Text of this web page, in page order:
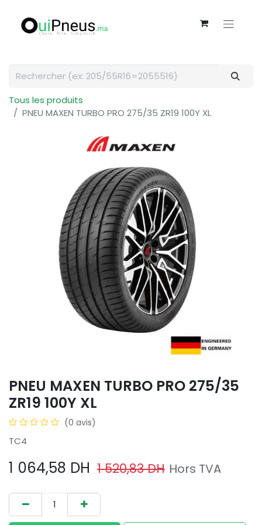
Tous les produits
PNEU MAXEN TURBO PRO 275/35 ZR19 100Y XL
PNEU MAXEN TURBO PRO 275/35
ZR19 100Y XL
(0 avis)
TC4
1 064,58 DH 1 520,83DH Hors TVA